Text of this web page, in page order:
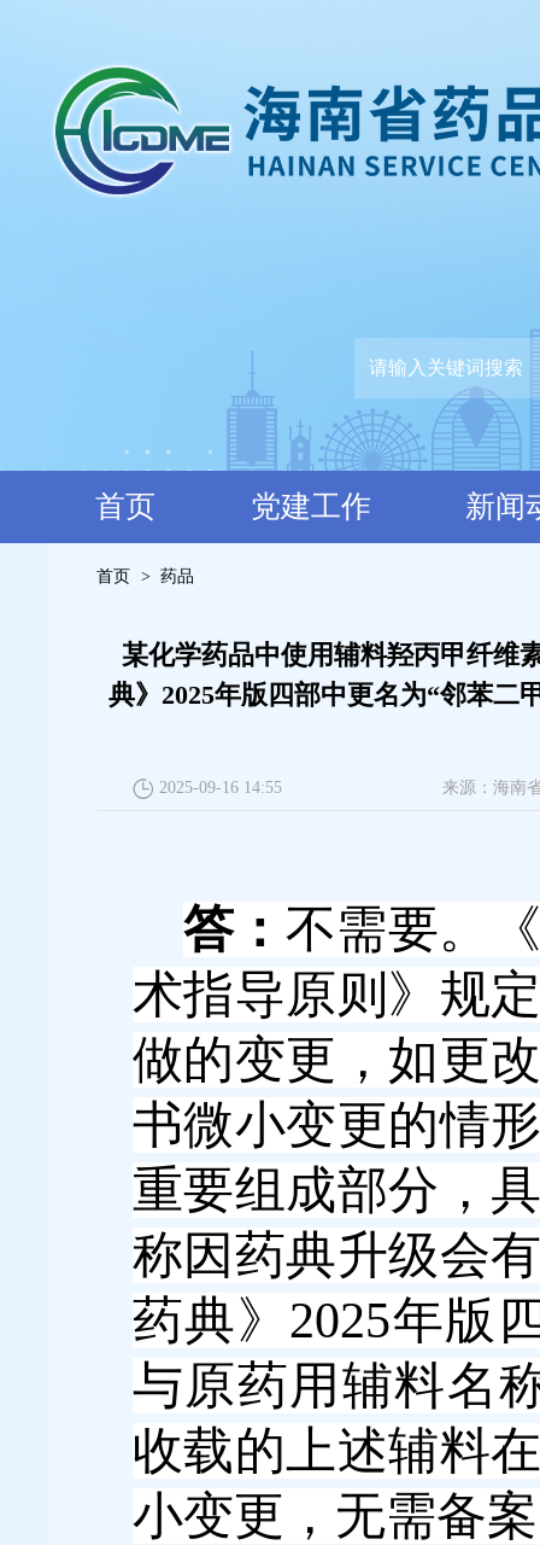
首页 党建工作 新闻
首页 > 药品
某化学药品中使用辅料羟丙甲纤维
典》2025年版四部中更名为“邻苯二
2025-09-16 14:55 来源： 海南
答： 不需要。
术指导原则》规
做的变更，如更
书微小变更的情
重要组成部分，
称因药典升级会
药典》2025年版
与原药用辅料名
收载的上述辅料
小变更，无需备